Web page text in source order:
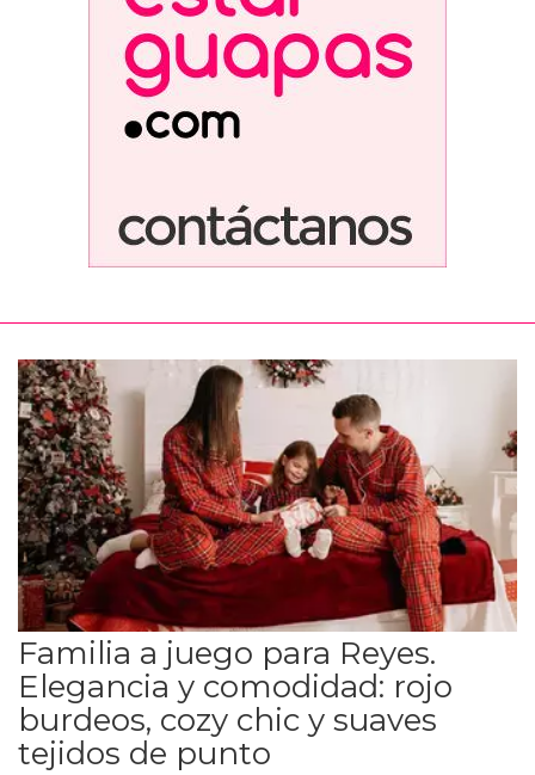
Familia a juego para Reyes.
Elegancia y comodidad: rojo
burdeos, cozy chic y suaves
tejidos de punto